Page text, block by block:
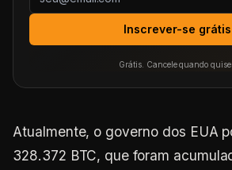
Inscrever-se grátis
Grátis. Cancele quando
Atualmente, o governo dos EUA
328.372 BTC, que foram